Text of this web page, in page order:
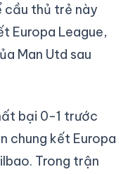
cầu thủ trẻ này
Europa League,
Man Utd sau
bại 0-1 trước
chung kết Europa
Trong trận